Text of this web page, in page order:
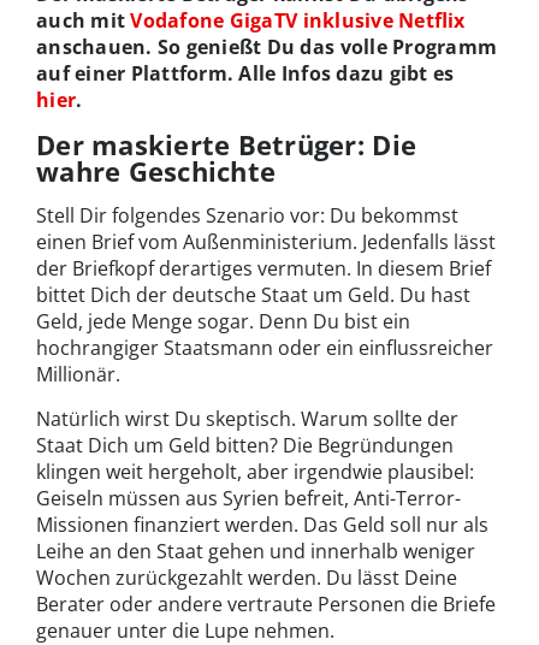
auch mitVodafone GigaTV inklusive Netflix
anschauen. So genießt Du das volle Programm
auf einer Plattform. Alle Infos dazu gibt es
hier.
Der maskierte Betrüger: Die
wahre Geschichte
Stell Dir folgendes Szenario vor: Du bekommst
einen Brief vom Außenministerium. Jedenfalls lässt
der Briefkopf derartiges vermuten. In diesem Brief
bittet Dich der deutsche Staat um Geld. Du hast
Geld, jede Menge sogar. Denn Du bist ein
hochrangiger Staatsmann oder ein einflussreicher
Millionär.
Natürlich wirst Du skeptisch. Warum sollte der
Staat Dich um Geld bitten? Die Begründungen
klingen weit hergeholt, aber irgendwie plausibel:
Geiseln müssen aus Syrien befreit, Anti-Terror-
Missionen finanziert werden. Das Geld soll nur als
Leihe an den Staat gehen und innerhalb weniger
Wochen zurückgezahlt werden. Du lässt Deine
Berater oder andere vertraute Personen die Briefe
genauer unter die Lupe nehmen.